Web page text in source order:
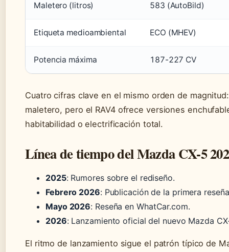
Maletero (litros) 583 (AutoBild)
Etiqueta medioambiental ECO (MHEV)
Potencia máxima 187-227 CV
Cuatro cifras clave en el mismo orden de
maletero, pero el RAV4 ofrece versiones
habitabilidad o electrificación total.
Línea de tiempo del Mazda CX-5
2025: Rumores sobre el rediseño.
Febrero 2026: Publicación de la primera
Mayo 2026: Reseña en WhatCar.com.
2026: Lanzamiento oficial del nuevo Mazda
El ritmo de lanzamiento sigue el patrón típico de